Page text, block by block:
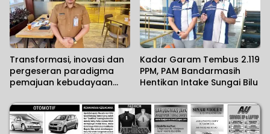
Transformasi, inovasi dan
pergeseran paradigma
pemajuan kebudayaan
sekarang..!!!
Kadar Garam Tembus 2.119
PPM, PAM Bandarmasih
Hentikan Intake Sungai Bilu